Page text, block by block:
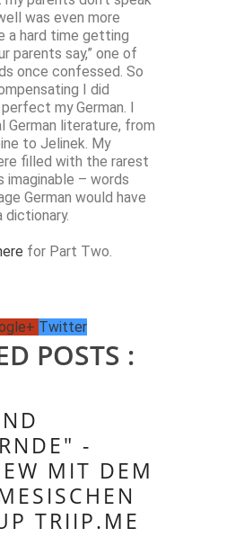
was even more
a hard time getting
parents say,” one of
once confessed. So
I did
my German. I
German literature, from
to Jelinek. My
filled with the rarest
imaginable – words
German would have
dictionary.
for Part Two.
Twitter
POSTS :
-
MIT DEM
TRIIP.ME